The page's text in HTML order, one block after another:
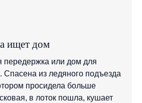
ищет дом
передержка или дом для
Спасена из ледяного подъезда
просидела больше
в лоток пошла, кушает